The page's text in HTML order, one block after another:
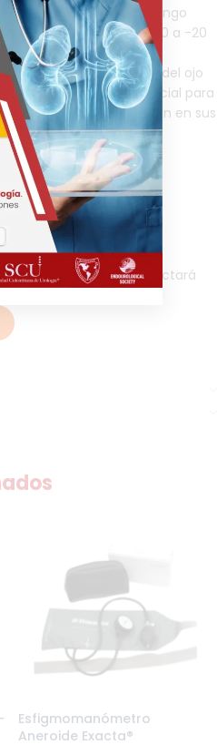
fijación segura al mango
de 0 a +20 o 0 a -20
el examen del fondo del ojo
una herramienta esencial para
eficiencia y precisión en sus
un asesor se contactará
Esfigmomanómetro
Aneroide Exacta®